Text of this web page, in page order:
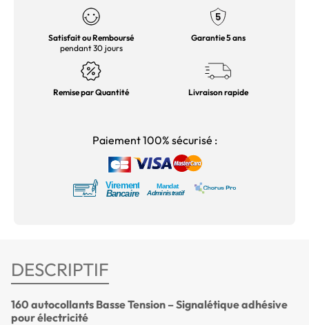
Satisfait ou Remboursé
pendant 30 jours
Garantie 5 ans
Remise par Quantité Livraison rapide
Paiement 100% sécurisé :
DESCRIPTIF
160 autocollants Basse Tension – Signalétique adhésive
pour électricité